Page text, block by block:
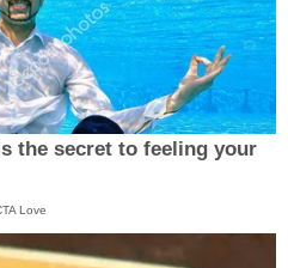
the secret to feeling your
Love